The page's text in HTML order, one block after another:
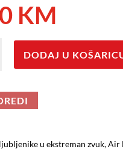
KM
DODAJ U
u ekstreman zvuk,